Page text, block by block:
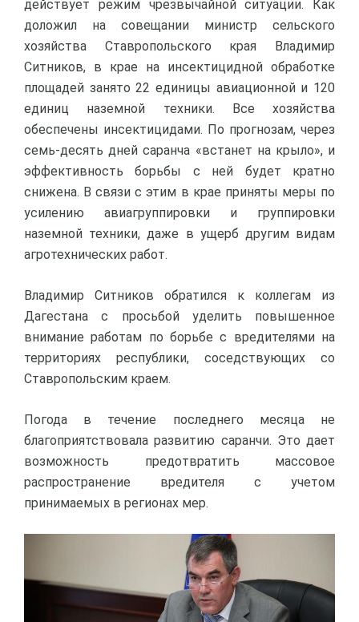
действует режим чрезвычайной ситуации. Как
доложил на совещании министр сельского
хозяйства Ставропольского края Владимир
Ситников, в крае на инсектицидной обработке
площадей занято 22 единицы авиационной и 120
единиц наземной техники. Все хозяйства
обеспечены инсектицидами. По прогнозам, через
семь-десять дней саранча «встанет на крыло», и
эффективность борьбы с ней будет кратно
снижена. В связи с этим в крае приняты меры по
усилению авиагруппировки и группировки
наземной техники, даже в ущерб другим видам
агротехнических работ.
Владимир Ситников обратился к коллегам из
Дагестана с просьбой уделить повышенное
внимание работам по борьбе с вредителями на
территориях республики, соседствующих со
Ставропольским краем.
Погода в течение последнего месяца не
благоприятствовала развитию саранчи. Это дает
возможность предотвратить массовое
распространение вредителя с учетом
принимаемых в регионах мер.